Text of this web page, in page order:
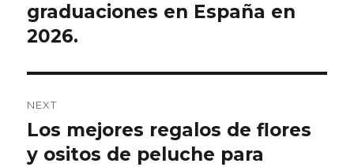
graduaciones en España en
2026.
NEXT
Next
post:
Los mejores regalos de flores
y ositos de peluche para